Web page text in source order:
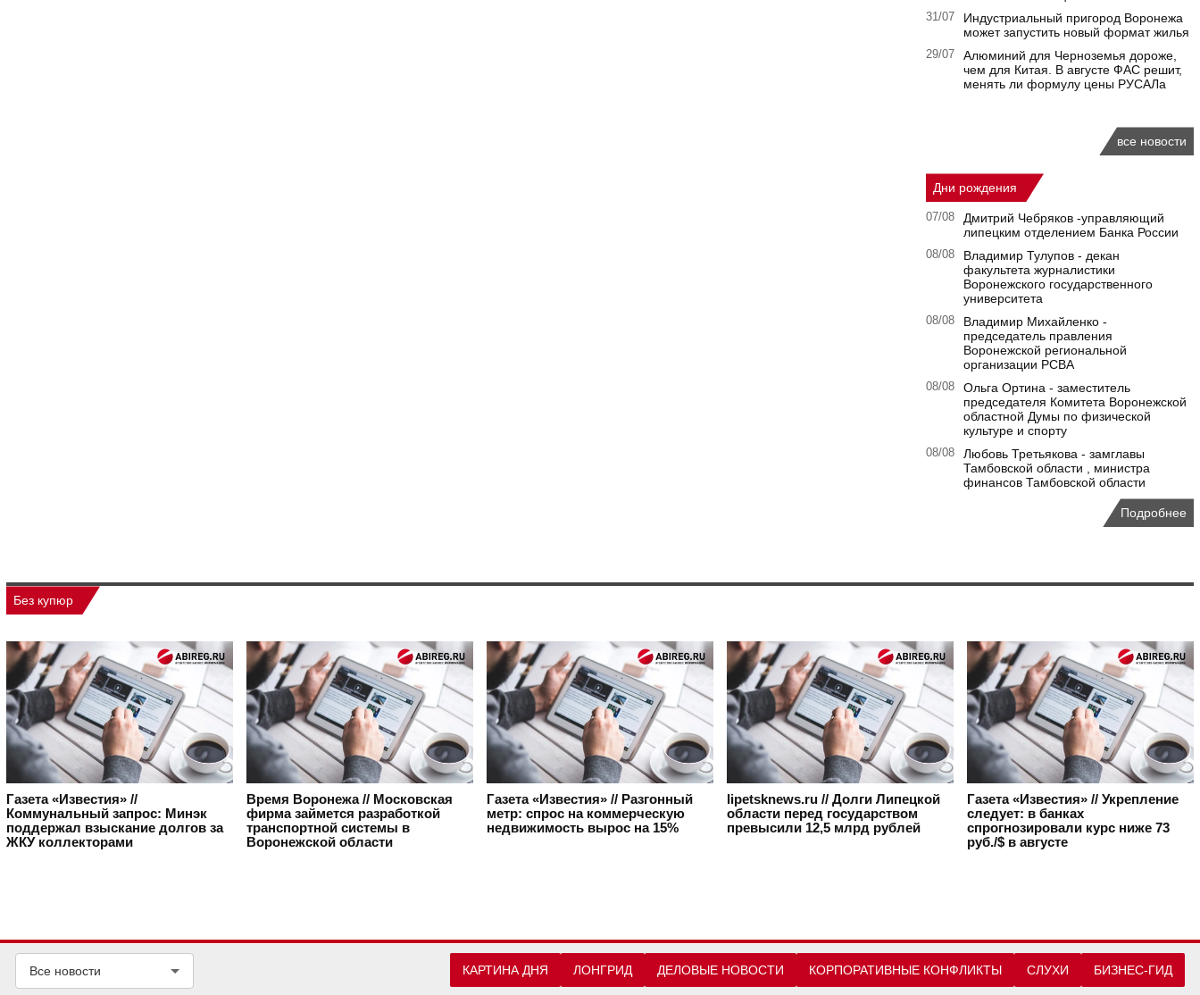
31/07
Индустриальный пригород Воронежа
может запустить новый формат жилья
29/07
Алюминий для Черноземья дороже,
чем для Китая. В августе ФАС решит,
менять ли формулу цены РУСАЛа
все новости
Дни рождения
07/08
Дмитрий Чебряков -управляющий
липецким отделением Банка России
08/08
Владимир Тулупов - декан
факультета журналистики
Воронежского государственного
университета
08/08
Владимир Михайленко -
председатель правления
Воронежской региональной
организации РСВА
08/08
Ольга Ортина - заместитель
председателя Комитета Воронежской
областной Думы по физической
культуре и спорту
08/08
Любовь Третьякова - замглавы
Тамбовской области , министра
финансов Тамбовской области
Подробнее
Без купюр
Газета «Известия» //
Коммунальный запрос: Минэк
поддержал взыскание долгов за
ЖКУ коллекторами
Время Воронежа // Московская
фирма займется разработкой
транспортной системы в
Воронежской области
Газета «Известия» // Разгонный
метр: спрос на коммерческую
недвижимость вырос на 15%
lipetsknews.ru // Долги Липецкой
области перед государством
превысили 12,5 млрд рублей
Газета «Известия» // Укрепление
следует: в банках
спрогнозировали курс ниже 73
руб./$ в августе
Все новости КАРТИНА ДНЯ ЛОНГРИД ДЕЛОВЫЕ НОВОСТИ КОРПОРАТИВНЫЕ КОНФЛИКТЫ СЛУХИ БИЗНЕС-ГИД